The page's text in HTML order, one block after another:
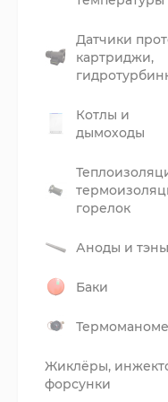
Датчики
картриджи,
Котлы и
дымоходы
горелок
Аноды и тэны
Баки
Жиклёры,
форсунки